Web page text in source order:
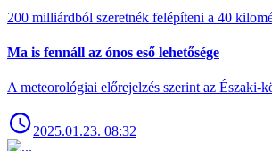
200 milliárdból szeretnék felépíteni a 40
Ma is fennáll az ónos eső lehetősége
A meteorológiai előrejelzés szerint az Északi-
2025.01.23. 08:32